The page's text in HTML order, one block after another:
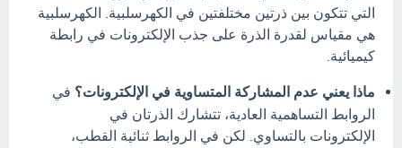
التي تتكون بين ذرتين مختلفتين في الكهرسلبية. الكهرسلبية
هي مقياس لقدرة الذرة على جذب الإلكترونات في رابطة
كيميائية.
ماذا يعني عدم المشاركة المتساوية في الإلكترونات؟ في
الروابط التساهمية العادية، تتشارك الذرتان في
الإلكترونات بالتساوي. لكن في الروابط ثنائية القطب،